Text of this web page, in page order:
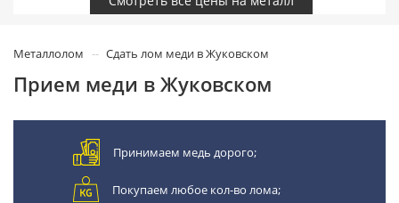
Металлолом Сдать лом меди в Жуковском
Прием меди в Жуковском
Принимаем медь дорого;
Покупаем любое кол-во лома;